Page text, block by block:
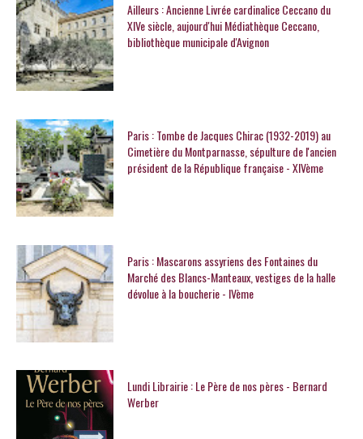
Ailleurs : Ancienne Livrée cardinalice Ceccano du
XIVe siècle, aujourd'hui Médiathèque Ceccano,
bibliothèque municipale d'Avignon
Paris : Tombe de Jacques Chirac (1932-2019) au
Cimetière du Montparnasse, sépulture de l'ancien
président de la République française - XIVème
Paris : Mascarons assyriens des Fontaines du
Marché des Blancs-Manteaux, vestiges de la halle
dévolue à la boucherie - IVème
Lundi Librairie : Le Père de nos pères - Bernard
Werber